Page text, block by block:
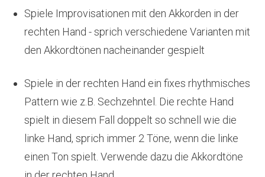
Spiele Improvisationen mit den Akkorden in der
rechten Hand - sprich verschiedene Varianten mit
den Akkordtönen nacheinander gespielt
Spiele in der rechten Hand ein fixes rhythmisches
Pattern wie z.B. Sechzehntel. Die rechte Hand
spielt in diesem Fall doppelt so schnell wie die
linke Hand, sprich immer 2 Töne, wenn die linke
einen Ton spielt. Verwende dazu die Akkordtöne